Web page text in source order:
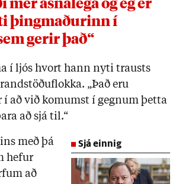
þingmaðurinn í
gerir það“
í ljós hvort hann nyti trausts
„Það eru
í að við komumst í gegnum þetta
að sjá til.“
Sjá einnig
með þá
hefur
að